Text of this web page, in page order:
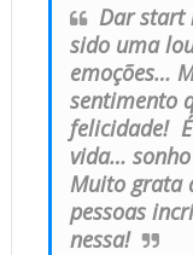
Dar start
sido uma
emoções…
sentimento
felicidade!
vida…
Muito grata
pessoas
nessa!